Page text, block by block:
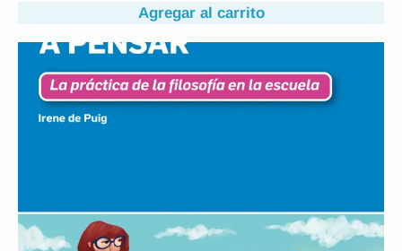
Agregar al carrito